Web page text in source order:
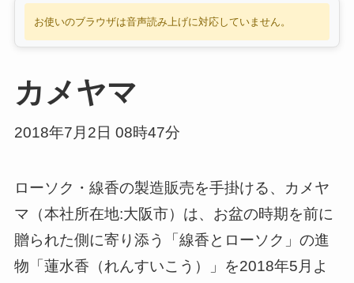
お使いのブラウザは音声読み上げに対応していません。
カメヤマ
2018年7月2日 08時47分
ローソク・線香の製造販売を手掛ける、カメヤ
マ（本社所在地:大阪市）は、お盆の時期を前に
贈られた側に寄り添う「線香とローソク」の進
物「蓮水香（れんすいこう）」を2018年5月よ